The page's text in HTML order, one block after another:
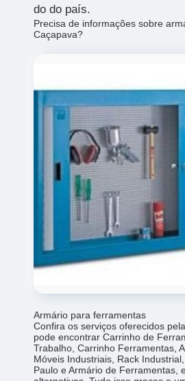
do do país.
Precisa de informações sobre
Caçapava?
Armário para ferramentas
Confira os serviços oferecidos
pode encontrar Carrinho de
Trabalho, Carrinho Ferramentas,
Móveis Industriais, Rack
Paulo e Armário de Ferramentas,